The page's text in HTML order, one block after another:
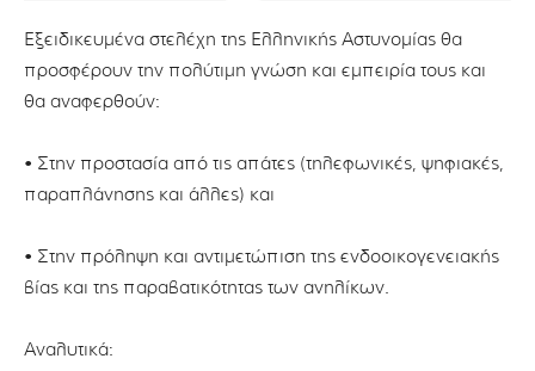
Εξειδικευμένα στελέχη της Ελληνικής Αστυνομίας θα
προσφέρουν την πολύτιμη γνώση και εμπειρία τους και
θα αναφερθούν:
• Στην προστασία από τις απάτες (τηλεφωνικές, ψηφιακές,
παραπλάνησης και άλλες) και
• Στην πρόληψη και αντιμετώπιση της ενδοοικογενειακής
βίας και της παραβατικότητας των ανηλίκων.
Αναλυτικά: